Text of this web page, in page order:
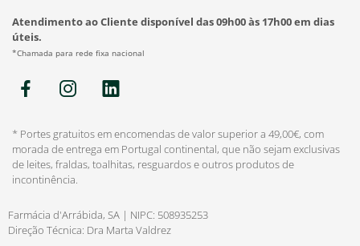
Atendimento ao Cliente disponível das 09h00 às 17h00 em dias
úteis.
*Chamada para rede fixa nacional
* Portes gratuitos em encomendas de valor superior a 49,00€, com
morada de entrega em Portugal continental, que não sejam exclusivas
de leites, fraldas, toalhitas, resguardos e outros produtos de
incontinência.
Farmácia d'Arrábida, SA | NIPC: 508935253
Direção Técnica: Dra Marta Valdrez